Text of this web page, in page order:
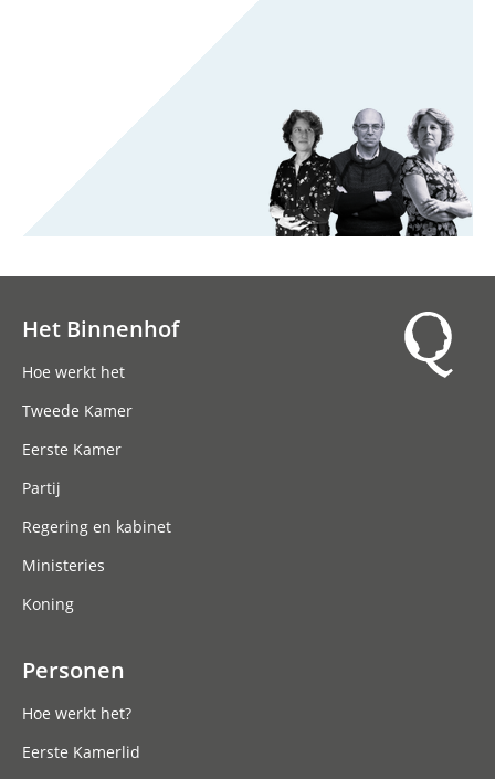
Het Binnenhof
Hoe werkt het
Tweede Kamer
Eerste Kamer
Partij
Regering en kabinet
Ministeries
Koning
Personen
Hoe werkt het?
Eerste Kamerlid